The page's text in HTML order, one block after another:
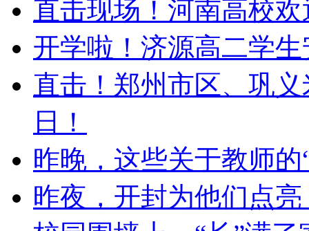
直击现场！河南高校
开学啦！济源高二学
直击！郑州市区、巩
日！
昨晚，这些关于教师
昨夜，开封为他们点亮